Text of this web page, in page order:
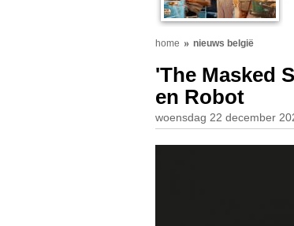
home nieuws belgië
'The Masked
en Robot
woensdag 22 december